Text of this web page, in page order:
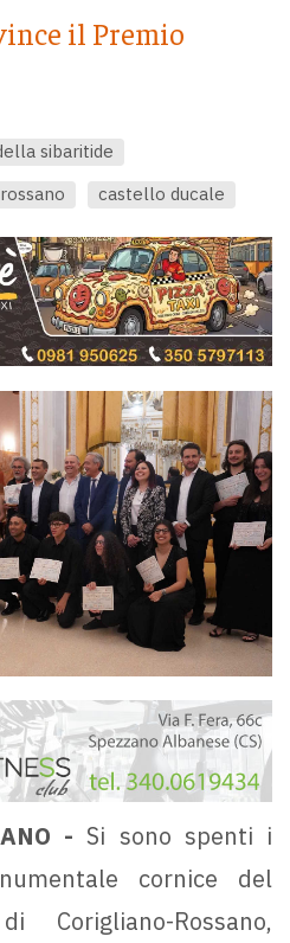
il Premio
sibaritide
castello ducale
- Si sono spenti i
cornice del
Corigliano-Rossano,